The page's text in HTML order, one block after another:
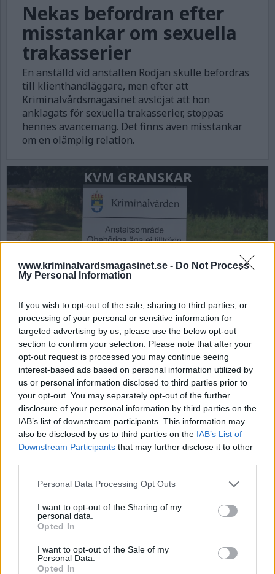
www.kriminalvardsmagasinet.se - Do Not Process
My Personal Information
If you wish to opt-out of the sale, sharing to third parties, or
processing of your personal or sensitive information for
targeted advertising by us, please use the below opt-out
section to confirm your selection. Please note that after your
opt-out request is processed you may continue seeing
interest-based ads based on personal information utilized by
us or personal information disclosed to third parties prior to
your opt-out. You may separately opt-out of the further
disclosure of your personal information by third parties on the
IAB’s list of downstream participants. This information may
also be disclosed by us to third parties on the IAB’s List of
Downstream Participants that may further disclose it to other
Personal Data Processing Opt Outs
I want to opt-out of the Sharing of my
personal data.
Opted In
I want to opt-out of the Sale of my
Personal Data.
Opted In
Nekas befordran efter
misstankar om sexuella
trakasserier
En anställd vid anstalten Rödjan skulle befordras
till klienthandläggare, men efter att
Kriminalvårdsmagasinet avslöjat att hon
anklagats för sexuella trakasserier, stoppas
hennes avancemang. Det finns även misstankar
om en olämplig relation.
KVM GRANSKAR
Sexuella trakasserier på
anstalten Rödjan
En kvinnlig kriminalvårdsanställd har vid flera
tillfällen sexuellt trakasserat manliga kollegor.
Vid ett tillfälle kommenterade hon storleken på
en intagens genitalier. När ansvarig chef blir
upplyst om den anställdas beteende så ignorerar
hon det.
PERSONALKRÖNIKA